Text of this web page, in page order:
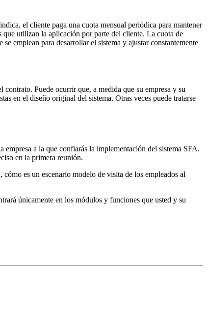
el cliente paga una cuota mensual periódica para mantener
utilizan la aplicación por parte del cliente. La cuota de
emplean para desarrollar el sistema y ajustar constantemente
contrato. Puede ocurrir que, a medida que su empresa y su
en el diseño original del sistema. Otras veces puede tratarse
empresa a la que confiarás la implementación del sistema SFA.
en la primera reunión.
es un escenario modelo de visita de los empleados al
únicamente en los módulos y funciones que usted y su